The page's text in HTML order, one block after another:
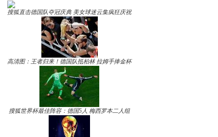
搜狐直击德国队夺冠庆典 美女球迷云集疯狂庆祝
高清图：王者归来！德国队抵柏林 拉姆手捧金杯
搜狐世界杯最佳阵容：德国5人 梅西罗本二人组